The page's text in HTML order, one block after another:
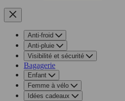
Anti-froid
Anti-pluie
Visibilité et sécurité
Bagagerie
Enfant
Femme à vélo
Idées cadeaux